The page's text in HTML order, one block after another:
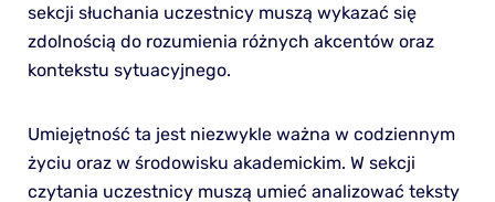
sekcji słuchania uczestnicy muszą wykazać się
zdolnością do rozumienia różnych akcentów oraz
kontekstu sytuacyjnego.
Umiejętność ta jest niezwykle ważna w codziennym
życiu oraz w środowisku akademickim. W sekcji
czytania uczestnicy muszą umieć analizować teksty